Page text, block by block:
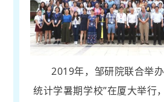
2019年，邹研院联合举
统计学暑期学校”在厦大举行